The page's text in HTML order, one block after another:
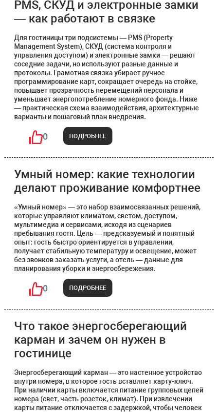
PMS, СКУД и электронные замки
— как работают в связке
Для гостиницы три подсистемы — PMS (Property
Management System), СКУД (система контроля и
управления доступом) и электронные замки — решают
соседние задачи, но используют разные данные и
протоколы. Грамотная связка убирает ручное
программирование карт, сокращает очередь на стойке,
повышает прозрачность перемещений персонала и
уменьшает энергопотребление номерного фонда. Ниже
— практическая схема взаимодействия, архитектурные
варианты и пошаговый план внедрения.
ПОДРОБНЕЕ
0
Умный номер: какие технологии
делают проживание комфортнее
«Умный номер» — это набор взаимосвязанных решений,
которые управляют климатом, светом, доступом,
мультимедиа и сервисами, исходя из сценариев
пребывания гостя. Цель — предсказуемый и понятный
опыт: гость быстро ориентируется в управлении,
получает стабильную температуру и освещение, может
без звонков заказать услуги, а отель — данные для
планирования уборки и энергосбережения.
ПОДРОБНЕЕ
0
Что такое энергосберегающий
карман и зачем он нужен в
гостинице
Энергосберегающий карман — это настенное устройство
внутри номера, в которое гость вставляет карту-ключ.
При наличии карты включается питание групповых цепей
номера (свет, часть розеток, климат). При извлечении
карты питание отключается с задержкой, чтобы человек